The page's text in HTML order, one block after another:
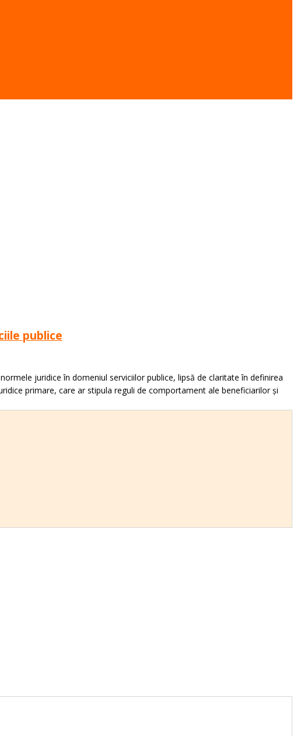
publice
juridice în domeniul serviciilor publice, lipsă de claritate în definirea
primare, care ar stipula reguli de comportament ale beneficiarilor și